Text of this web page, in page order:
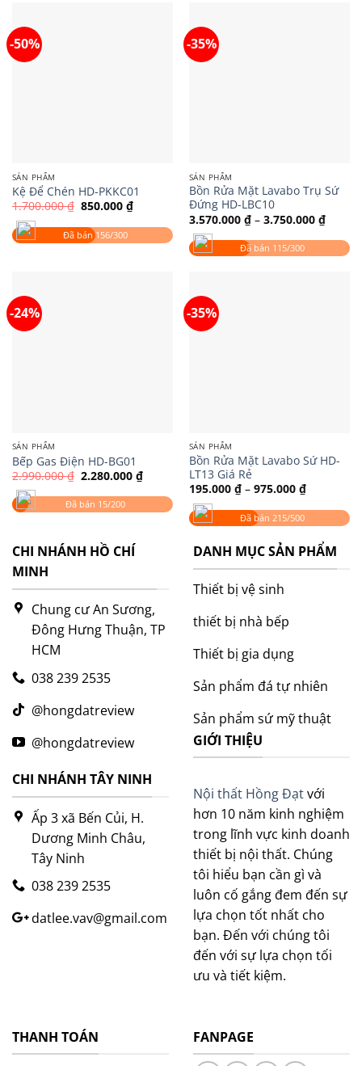
-50%
SẢN PHẨM
Kệ Để Chén HD-PKKC01
1.700.000₫ Giá
là:
1.700.000 ₫.
850.000 ₫Giá
hiện
tại
850.000 ₫.
Đã bán 156/300
-35%
SẢN PHẨM
Bồn Rửa Mặt Lavabo Trụ Sứ
Đứng HD-LBC10
3.570.000 ₫ – 3.750.000 ₫
giá:
từ
đến
Đã bán 115/300
-24%
SẢN PHẨM
Bếp Gas Điện HD-BG01
2.990.000₫ Giá
gốc
là:
2.990.000 ₫.
2.280.000 ₫Giá
hiện
tại
2.280.000 ₫.
Đã bán 15/200
-35%
SẢN PHẨM
Bồn Rửa Mặt Lavabo Sứ HD-
LT13 Giá Rẻ
195.000 ₫ – 975.000 ₫Khoảng
giá:
từ
195.000 ₫
đến
975.000 ₫
Đã bán 215/500
CHI NHÁNH HỒ CHÍ
MINH
Chung cư An Sương,
Đông Hưng Thuận, TP
HCM
038 239 2535
@hongdatreview
@hongdatreview
CHI NHÁNH TÂY NINH
Ấp 3 xã Bến Củi, H.
Dương Minh Châu,
Tây Ninh
038 239 2535
datlee.vav@gmail.com
DANH MỤC SẢN PHẨM
Thiết bị vệ sinh
thiết bị nhà bếp
Thiết bị gia dụng
Sản phẩm đá tự nhiên
Sản phẩm sứ mỹ thuật
GIỚI THIỆU
Nội thất Hồng Đạtvới
hơn 10 năm kinh nghiệm
trong lĩnh vực kinh doanh
thiết bị nội thất. Chúng
tôi hiểu bạn cần gì và
luôn cố gắng đem đến sự
lựa chọn tốt nhất cho
bạn. Đến với chúng tôi
đến với sự lựa chọn tối
ưu và tiết kiệm.
THANH TOÁN FANPAGE